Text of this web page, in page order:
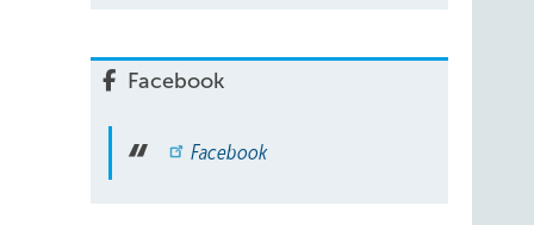
Facebook
Facebook